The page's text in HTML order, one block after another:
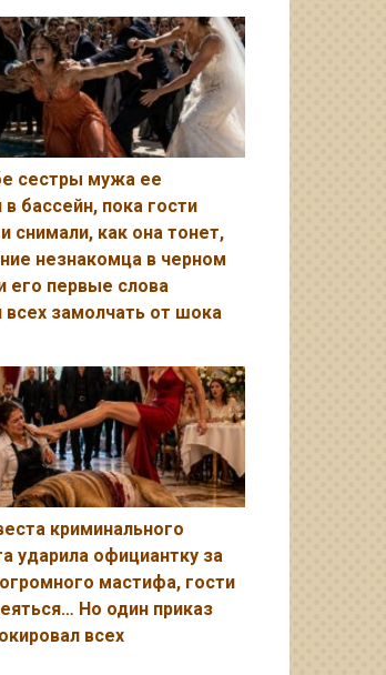
сестры мужа ее
в бассейн, пока гости
снимали, как она тонет,
незнакомца в черном
его первые слова
всех замолчать от шока
криминального
ударила официантку за
мастифа, гости
Но один приказ
всех